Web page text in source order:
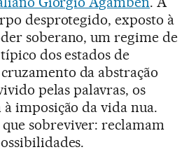
desprotegido, exposto à
soberano, um regime de
dos estados de
da abstração
pelas palavras, os
imposição da vida nua.
sobreviver: reclamam